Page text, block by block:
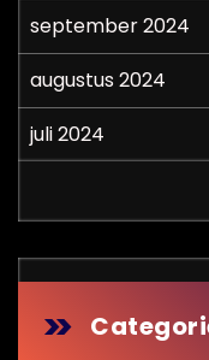
september 2024
augustus 2024
juli 2024